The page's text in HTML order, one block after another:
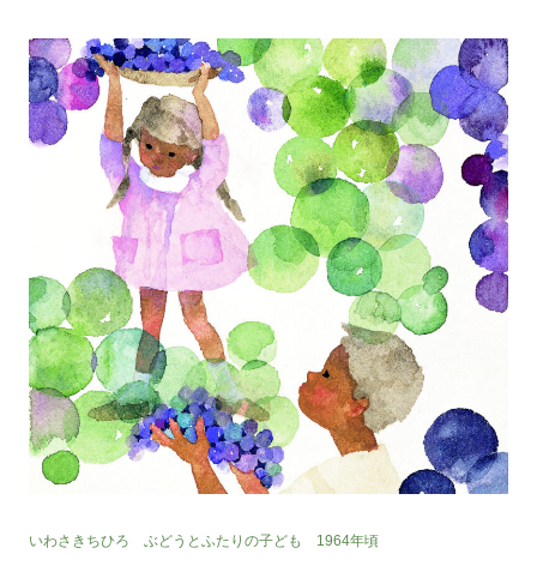
いわさきちひろ ぶどうとふたりの子ども 1964年頃